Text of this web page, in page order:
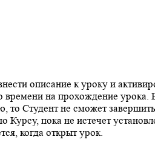
описание к уроку и
времени на прохождение урока.
то Студент не сможет
Курсу, пока не истечет
когда открыт урок.